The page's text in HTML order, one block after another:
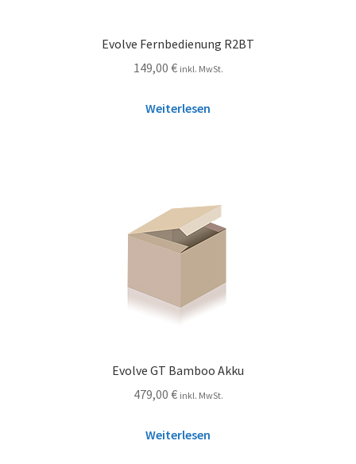
Evolve Fernbedienung R2BT
149,00 € inkl. MwSt.
Weiterlesen
Evolve GT Bamboo Akku
479,00 € inkl. MwSt.
Weiterlesen